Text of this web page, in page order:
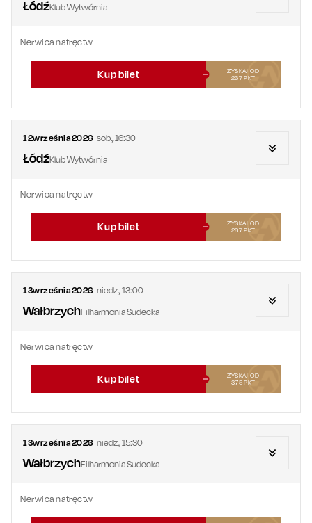
ŁódźKlub Wytwórnia
Nerwica natręctw
Kup bilet
ZYSKAJ OD
267PKT
12września2026 sob.,16:30
ŁódźKlub Wytwórnia
Nerwica natręctw
Kup bilet
ZYSKAJ OD
267PKT
13września2026 niedz.,13:00
WałbrzychFilharmonia Sudecka
Nerwica natręctw
Kup bilet
ZYSKAJ OD
375PKT
13września2026 niedz.,15:30
WałbrzychFilharmonia Sudecka
Nerwica natręctw